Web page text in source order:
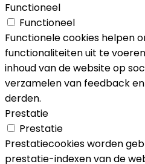
Functioneel
Functioneel
Functionele cookies helpen
functionaliteiten uit te
inhoud van de website op
verzamelen van feedback
derden.
Prestatie
Prestatie
Prestatiecookies worden
prestatie-indexen van de